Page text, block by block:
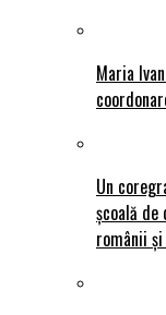
Maria
Un
școală de
românii